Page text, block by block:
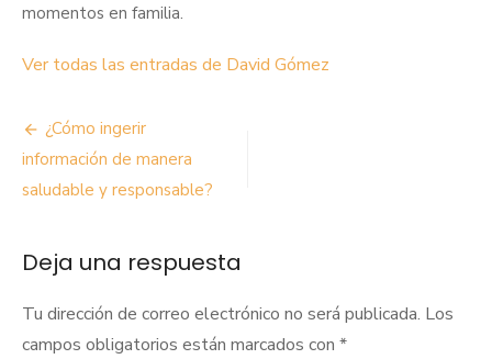
momentos en familia.
Ver todas las entradas de David Gómez
Navegación
de
entradas
¿Cómo ingerir
información de manera
saludable y responsable?
Deja una respuesta
Tu dirección de correo electrónico no será publicada. Los
campos obligatorios están marcados con *